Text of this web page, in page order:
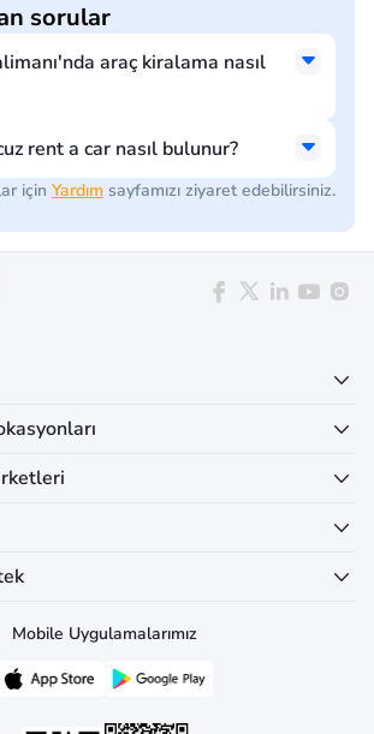
sorular
araç kiralama nasıl
rent a car nasıl bulunur?
için Yardım sayfamızı ziyaret edebilirsiniz.
Mobile Uygulamalarımız